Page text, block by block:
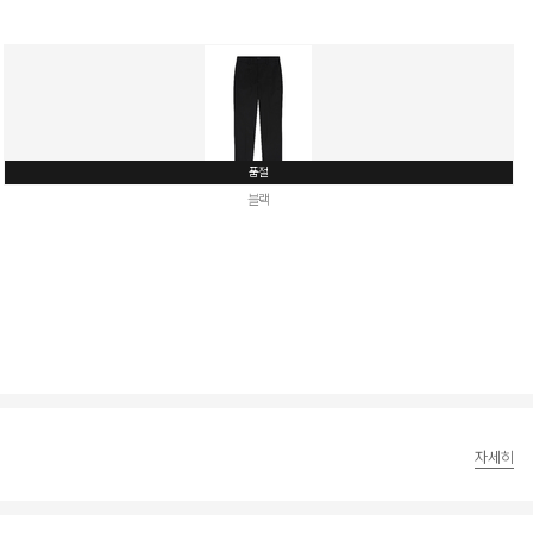
품절
블랙
자세히